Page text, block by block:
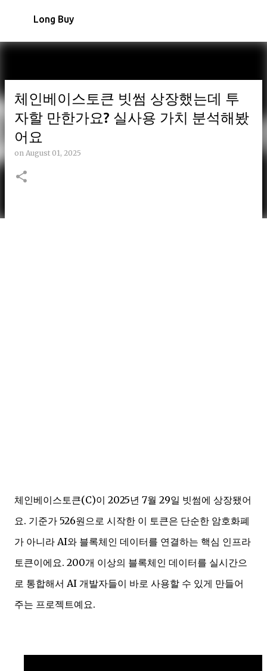
Long Buy
체인베이스토큰 빗썸 상장했는데 투
자할 만한가요? 실사용 가치 분석해봤
어요
on August 01, 2025
체인베이스토큰(C)이 2025년 7월 29일 빗썸에 상장됐어
요. 기준가 526원으로 시작한 이 토큰은 단순한 암호화폐
가 아니라 AI와 블록체인 데이터를 연결하는 핵심 인프라
토큰이에요. 200개 이상의 블록체인 데이터를 실시간으
로 통합해서 AI 개발자들이 바로 사용할 수 있게 만들어
주는 프로젝트예요.